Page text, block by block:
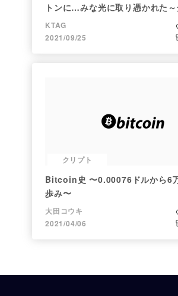
トンに…みな光に取り憑かれた
～
KTAG
2021/09/25
クリプト
Bitcoin史 〜0.00076ドルから6
歩み〜
大田コウキ
2021/04/06